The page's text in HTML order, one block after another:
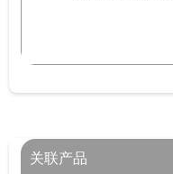
关联产品